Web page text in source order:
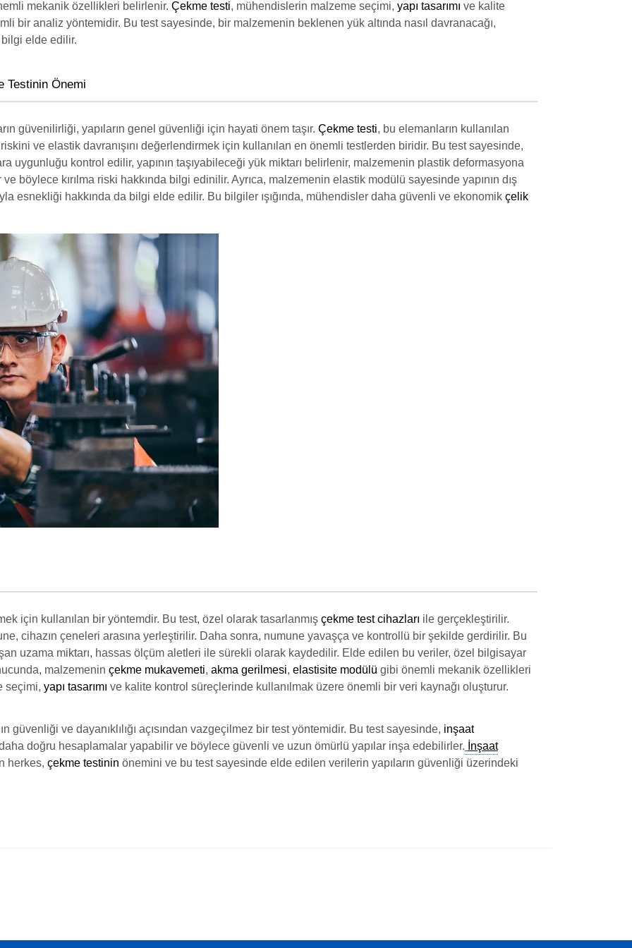
mekanik özellikleri belirlenir. Çekme testi, mühendislerin malzeme seçimi, yapı tasarımı ve kalite
bir analiz yöntemidir. Bu test sayesinde, bir malzemenin beklenen yük altında nasıl davranacağı,
bilgi elde edilir.
Testinin Önemi
güvenilirliği, yapıların genel güvenliği için hayati önem taşır. Çekme testi, bu elemanların kullanılan
riskini ve elastik davranışını değerlendirmek için kullanılan en önemli testlerden biridir. Bu test sayesinde,
uygunluğu kontrol edilir, yapının taşıyabileceği yük miktarı belirlenir, malzemenin plastik deformasyona
böylece kırılma riski hakkında bilgi edinilir. Ayrıca, malzemenin elastik modülü sayesinde yapının dış
esnekliği hakkında da bilgi elde edilir. Bu bilgiler ışığında, mühendisler daha güvenli ve ekonomik çelik
için kullanılan bir yöntemdir. Bu test, özel olarak tasarlanmış çekme test cihazları ile gerçekleştirilir.
cihazın çeneleri arasına yerleştirilir. Daha sonra, numune yavaşça ve kontrollü bir şekilde gerdirilir. Bu
uzama miktarı, hassas ölçüm aletleri ile sürekli olarak kaydedilir. Elde edilen bu veriler, özel bilgisayar
malzemenin çekme mukavemeti, akma gerilmesi, elastisite modülü gibi önemli mekanik özellikleri
seçimi, yapı tasarımı ve kalite kontrol süreçlerinde kullanılmak üzere önemli bir veri kaynağı oluşturur.
güvenliği ve dayanıklılığı açısından vazgeçilmez bir test yöntemidir. Bu test sayesinde, inşaat
daha doğru hesaplamalar yapabilir ve böylece güvenli ve uzun ömürlü yapılar inşa edebilirler. İnşaat
herkes, çekme testinin önemini ve bu test sayesinde elde edilen verilerin yapıların güvenliği üzerindeki